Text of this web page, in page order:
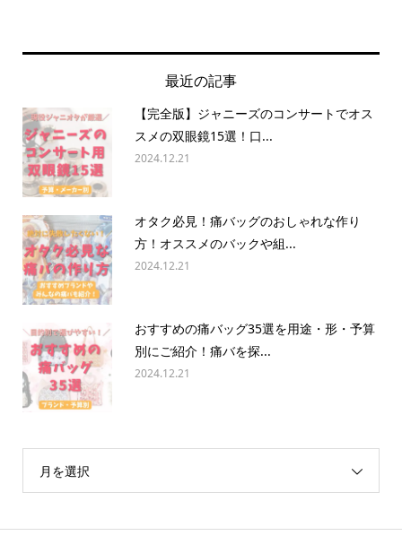
最近の記事
【完全版】ジャニーズのコンサートでオス
スメの双眼鏡15選！口...
2024.12.21
オタク必見！痛バッグのおしゃれな作り
方！オススメのバックや組...
2024.12.21
おすすめの痛バッグ35選を用途・形・予算
別にご紹介！痛バを探...
2024.12.21
月を選択